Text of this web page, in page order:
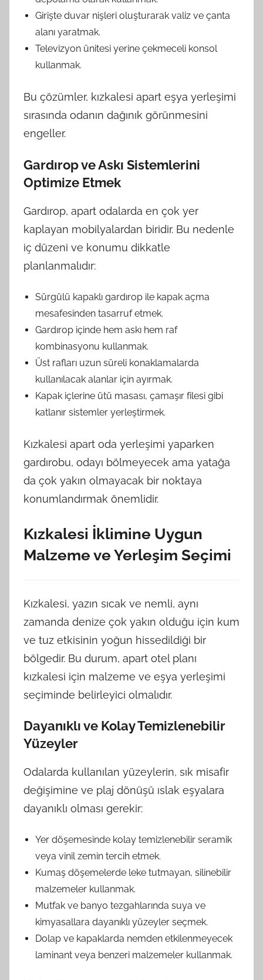
Girişte duvar nişleri oluşturarak valiz ve çanta
alanı yaratmak.
Televizyon ünitesi yerine çekmeceli konsol
kullanmak.
Bu çözümler, kızkalesi apart eşya yerleşimi
sırasında odanın dağınık görünmesini
engeller.
Gardırop ve Askı Sistemlerini
Optimize Etmek
Gardırop, apart odalarda en çok yer
kaplayan mobilyalardan biridir. Bu nedenle
iç düzeni ve konumu dikkatle
planlanmalıdır:
Sürgülü kapaklı gardırop ile kapak açma
mesafesinden tasarruf etmek.
Gardırop içinde hem askı hem raf
kombinasyonu kullanmak.
Üst rafları uzun süreli konaklamalarda
kullanılacak alanlar için ayırmak.
Kapak içlerine ütü masası, çamaşır filesi gibi
katlanır sistemler yerleştirmek.
Kızkalesi apart oda yerleşimi yaparken
gardırobu, odayı bölmeyecek ama yatağa
da çok yakın olmayacak bir noktaya
konumlandırmak önemlidir.
Kızkalesi İklimine Uygun
Malzeme ve Yerleşim Seçimi
Kızkalesi, yazın sıcak ve nemli, aynı
zamanda denize çok yakın olduğu için kum
ve tuz etkisinin yoğun hissedildiği bir
bölgedir. Bu durum, apart otel planı
kızkalesi için malzeme ve eşya yerleşimi
seçiminde belirleyici olmalıdır.
Dayanıklı ve Kolay Temizlenebilir
Yüzeyler
Odalarda kullanılan yüzeylerin, sık misafir
değişimine ve plaj dönüşü ıslak eşyalara
dayanıklı olması gerekir:
Yer döşemesinde kolay temizlenebilir seramik
veya vinil zemin tercih etmek.
Kumaş döşemelerde leke tutmayan, silinebilir
malzemeler kullanmak.
Mutfak ve banyo tezgahlarında suya ve
kimyasallara dayanıklı yüzeyler seçmek.
Dolap ve kapaklarda nemden etkilenmeyecek
laminant veya benzeri malzemeler kullanmak.